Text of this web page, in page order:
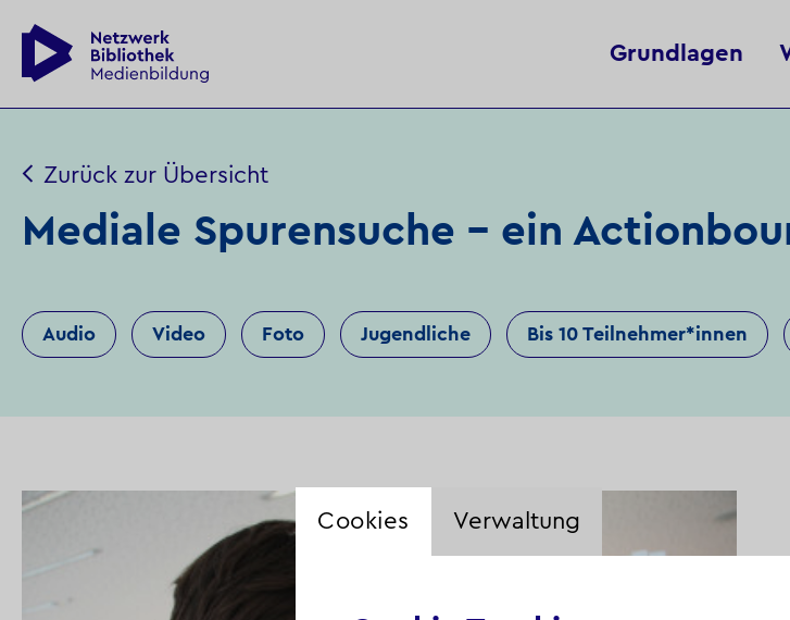
Grundlagen
Zurück zur Übersicht
Mediale Spurensuche – ein
Audio Video Foto Jugendliche Bis 10 Teilnehmer*innen
Cookies Verwaltung